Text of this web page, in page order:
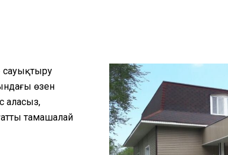
сауықтыру
өзен
аласыз,
тамашалай